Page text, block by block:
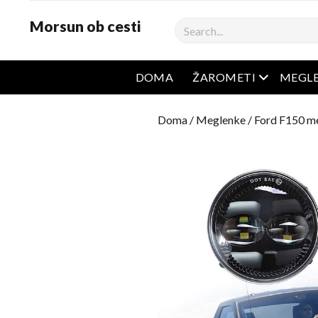
Morsun ob cesti Iskanje
DOMA ŽAROMETI odprt
Doma / Meglenke / Ford F150